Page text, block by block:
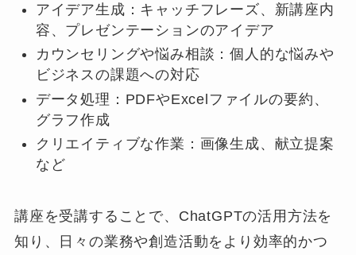
アイデア生成：キャッチフレーズ、新講座内
容、プレゼンテーションのアイデア
カウンセリングや悩み相談：個人的な悩みや
ビジネスの課題への対応
データ処理：PDFやExcelファイルの要約、
グラフ作成
クリエイティブな作業：画像生成、献立提案
など
講座を受講することで、ChatGPTの活用方法を
知り、日々の業務や創造活動をより効率的かつ